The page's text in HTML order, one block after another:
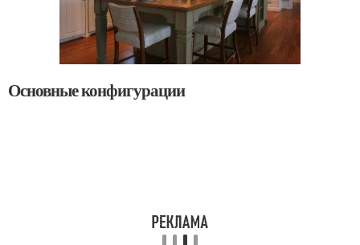
Основные конфигурации